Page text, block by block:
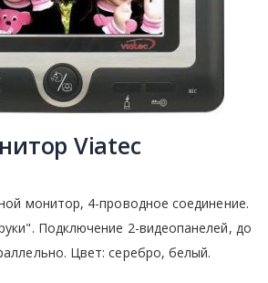
Viatec
монитор, 4-проводное соединение.
Подключение 2-видеопанелей, до
Цвет: серебро, белый.